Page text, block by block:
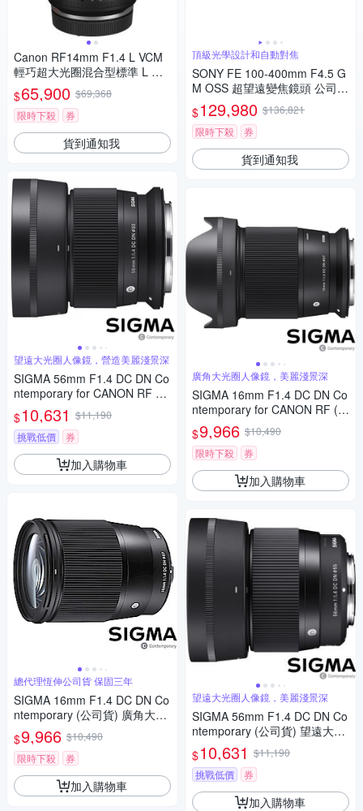
Canon RF14mm F1.4 L VCM
輕巧超大光圈混合型標準 L 鏡
頭(公司貨)
$65,900 $69,368
限時下殺
券
貨到通知我
望遠大光圈人像鏡，營造美麗淺景深
SIGMA 56mm F1.4 DC DN Co
ntemporary for CANON RF 接
環 (公司貨) 望遠大光圈定焦鏡
人像鏡 APS-C 無反微單眼專用
鏡頭
$10,631 $11,190
挑戰低價
券
加入購物車
總代理恆伸公司貨 保固三年
SIGMA 16mm F1.4 DC DN Co
ntemporary (公司貨) 廣角大光
圈定焦鏡 人像鏡 APS-C 無反微
單眼專用鏡頭
$9,966 $10,490
限時下殺
券
加入購物車
頂級光學設計和自動對焦
SONY FE 100-400mm F4.5 G
M OSS 超望遠變焦鏡頭 公司貨
SEL100400MC
$129,980 $136,821
限時下殺
券
貨到通知我
廣角大光圈人像鏡，美麗淺景深
SIGMA 16mm F1.4 DC DN Co
ntemporary for CANON RF (公
司貨) 廣角大光圈定焦鏡 人像
鏡 APS-C 無反微單眼專用鏡頭
$9,966 $10,490
限時下殺
券
加入購物車
望遠大光圈人像鏡，美麗淺景深
SIGMA 56mm F1.4 DC DN Co
ntemporary (公司貨) 望遠大光
圈定焦鏡頭 人像鏡 APS-C 無反
微單眼專用鏡頭
$10,631 $11,190
挑戰低價
券
加入購物車